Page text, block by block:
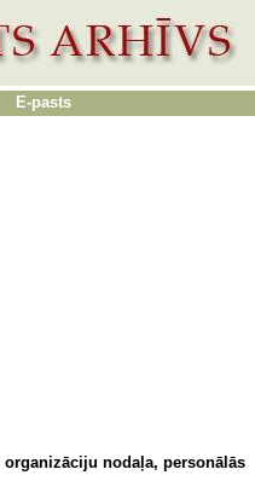
E-pasts
nodaļa, personālās